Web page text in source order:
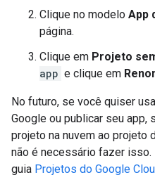
Clique no modelo App
página.
Clique em Projeto
app e clique em
No futuro, se você quiser
Google ou publicar seu app,
projeto na nuvem ao projeto
não é necessário fazer
guia Projetos do Google